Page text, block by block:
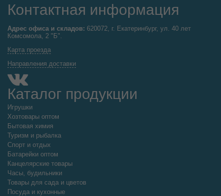
Контактная информация
Адрес офиса и складов: 620072, г. Екатеринбург, ул. 40 лет
Комсомола, 2 "Б".
Карта проезда
Направления доставки
Каталог продукции
Игрушки
Хозтовары оптом
Бытовая химия
Туризм и рыбалка
Спорт и отдых
Батарейки оптом
Канцелярские товары
Часы, будильники
Товары для сада и цветов
Посуда и кухонные